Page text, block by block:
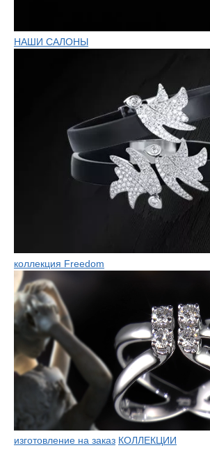
НАШИ САЛОНЫ
коллекция Freedom
изготовление на заказ КОЛЛЕКЦИИ